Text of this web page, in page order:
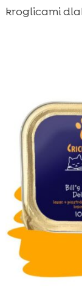
kroglicami